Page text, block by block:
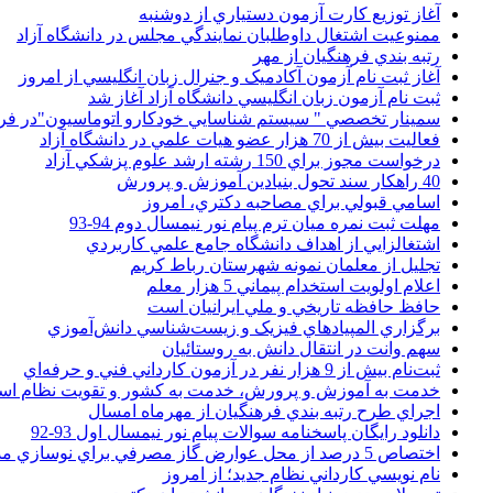
آغاز توزيع کارت آزمون دستياري از دوشنبه
ممنوعيت اشتغال داوطلبان نمايندگي مجلس در دانشگاه آزاد
رتبه بندي فرهنگيان از مهر
آغاز ثبت نام آزمون آکادميک و جنرال زبان انگليسي از امروز
ثبت نام آزمون زبان انگليسي دانشگاه آزاد آغاز شد
سمينار تخصصي " سيستم شناسايي خودکارو اتوماسيون"در
فعاليت بيش از 70 هزار عضو هيات علمي در دانشگاه آزاد
درخواست مجوز براي 150 رشته ارشد علوم پزشکي آزاد
40 راهکار سند تحول بنيادين آموزش و پرورش
اسامي قبولي براي مصاحبه دکتري، امروز
مهلت ثبت نمره میان ترم پیام نور نیمسال دوم 94-93
اشتغالزايي از اهداف دانشگاه جامع علمي کاربردي
تجليل از معلمان نمونه شهرستان رباط کريم
اعلام اولويت استخدام پيماني 5 هزار معلم
حافظ حافظه تاريخي و ملي ايرانيان است
برگزاري المپيادهاي فيزيک و زيست‌شناسي دانش‌آموزي
سهم وانت در انتقال دانش به روستائيان
ثبت‌نام بيش از 9 هزار نفر در آزمون کارداني فني و حرفه‌اي
خدمت به آموزش و پرورش، خدمت به کشور و تقويت نظام
اجراي طرح رتبه بندي فرهنگيان از مهرماه امسال
دانلود رایگان پاسخنامه سوالات پیام نور نیمسال اول 93-92
اختصاص 5 درصد از محل عوارض گاز مصرفي براي نوسازي مدارس
نام نويسي کارداني نظام جديد؛ از امروز